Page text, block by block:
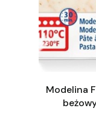
Modelina